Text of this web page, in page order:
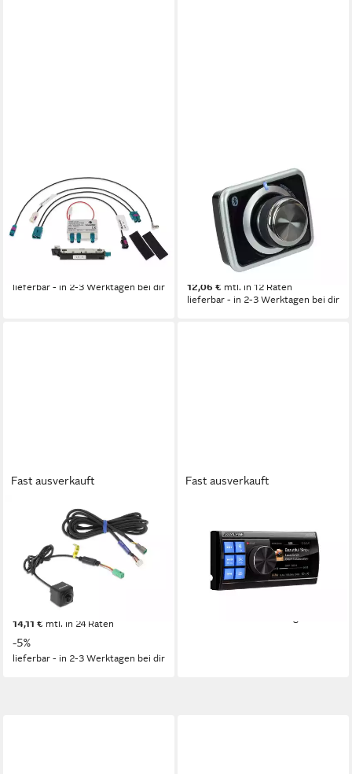
DAB+ Antennensplitter
Volkswagen Golf VII 7 KAE-
DAB1G7 Autoradio
Gewicht
lieferbar - in 2-3 Werktagen bei dir
Bluetooth Lautstärkeregler
iLX-F115D iLX-F905D iLX-
705D Autoradio
0,23 kg Gewicht
132,00 €
12,06 € mtl. in 12 Raten
lieferbar - in 2-3 Werktagen bei dir
Fast ausverkauft
HDR Multiview-Frontkamera
(High Dynamic Range) HCE-
C2600FD Autoradio
0,49 kg Gewicht
284,00 €
14,11 € mtl. in 24 Raten
-5%
lieferbar - in 2-3 Werktagen bei dir
Fast ausverkauft
Status HDS-990, Hi-Res
Audio Media Player Autoradio
Gewicht
1.399,00 €